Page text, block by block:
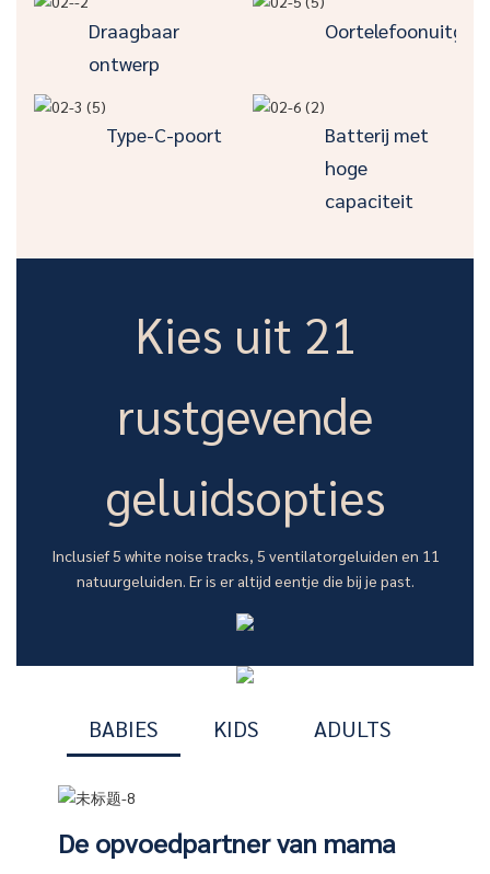
Draagbaar
ontwerp
Type-C-poort
Batterij met
hoge
capaciteit
Kies uit 21
rustgevende
geluidsopties
Inclusief 5 white noise tracks, 5 ventilatorgeluiden en 11
natuurgeluiden. Er is er altijd eentje die bij je past.
BABIES KIDS ADULTS
De opvoedpartner van mama